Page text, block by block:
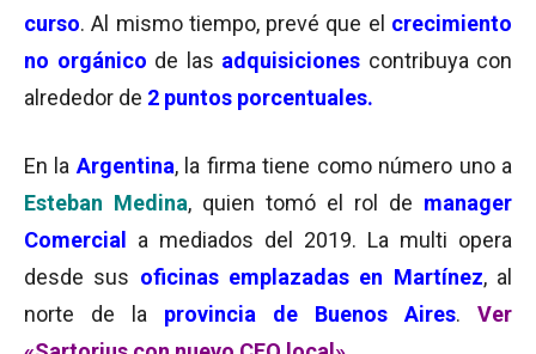
curso. Al mismo tiempo, prevé que el crecimiento
no orgánico de las adquisiciones contribuya con
alrededor de 2 puntos porcentuales.
En la Argentina, la firma tiene como número uno a
Esteban Medina, quien tomó el rol de manager
Comercial
a mediados del 2019. La multi opera
desde sus oficinas emplazadas en Martínez, al
norte de la provincia de Buenos Aires. Ver